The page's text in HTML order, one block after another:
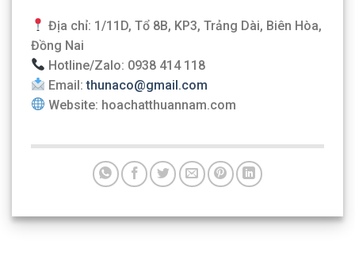
Địa chỉ: 1/11D, Tổ 8B, KP3, Trảng Dài, Biên Hòa,
Đồng Nai
Hotline/Zalo: 0938 414 118
Email:thunaco@gmail.com
Website: hoachatthuannam.com